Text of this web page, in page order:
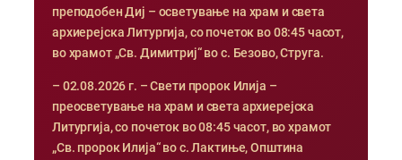
преподобен Диј – осветување на храм и света
архиерејска Литургија, со почеток во 08:45 часот,
во храмот „Св. Димитриј“ во с. Безово, Струга.
– 02.08.2026 г. – Свети пророк Илија –
преосветување на храм и света архиерејска
Литургија, со почеток во 08:45 часот, во храмот
„Св. пророк Илија“ во с. Лактиње, Општина